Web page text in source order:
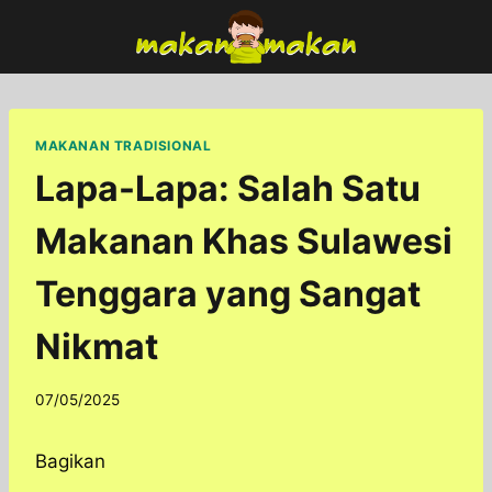
content
MAKANAN TRADISIONAL
Lapa-Lapa: Salah Satu
Makanan Khas Sulawesi
Tenggara yang Sangat
Nikmat
By
07/05/2025
Bagikan